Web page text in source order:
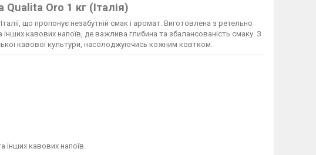
Qualita Oro 1 кг (Італія)
що пропонує незабутній смак і аромат. Виготовлена з ретельно
кавових напоїв, де важлива глибина та збалансованість смаку. З
кавової культури, насолоджуючись кожним ковтком.
інших кавових напоїв.